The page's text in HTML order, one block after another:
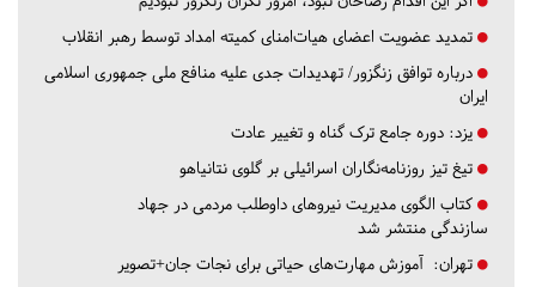
تمدید عضویت اعضای هیات‌امنای کمیته امداد توسط رهبر انقلاب
درباره توافق زنگزور/ تهدیدات جدی علیه منافع ملی جمهوری اسلامی
ایران
یزد: دوره جامع ترک گناه و تغییر عادت
تیغ تیز روزنامه‌نگاران اسرائیلی بر گلوی نتانیاهو
کتاب الگوی مدیریت نیروهای داوطلب مردمی در جهاد
سازندگی منتشر شد
تهران: آموزش مهارت‌های حیاتی برای نجات جان+تصویر